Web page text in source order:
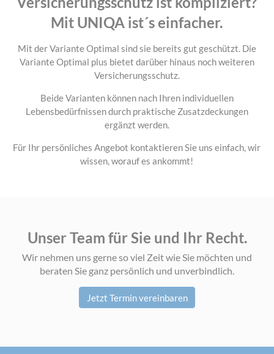
Mit UNIQA ist´s einfacher.
Mit der Variante Optimal sind sie bereits gut geschützt. Die
Variante Optimal plus bietet darüber hinaus noch weiteren
Versicherungsschutz.
Beide Varianten können nach Ihren individuellen
Lebensbedürfnissen durch praktische Zusatzdeckungen
ergänzt werden.
Für Ihr persönliches Angebot kontaktieren Sie uns einfach, wir
wissen, worauf es ankommt!
Unser Team für Sie und Ihr Recht.
Wir nehmen uns gerne so viel Zeit wie Sie möchten und
beraten Sie ganz persönlich und unverbindlich.
Jetzt Termin vereinbaren